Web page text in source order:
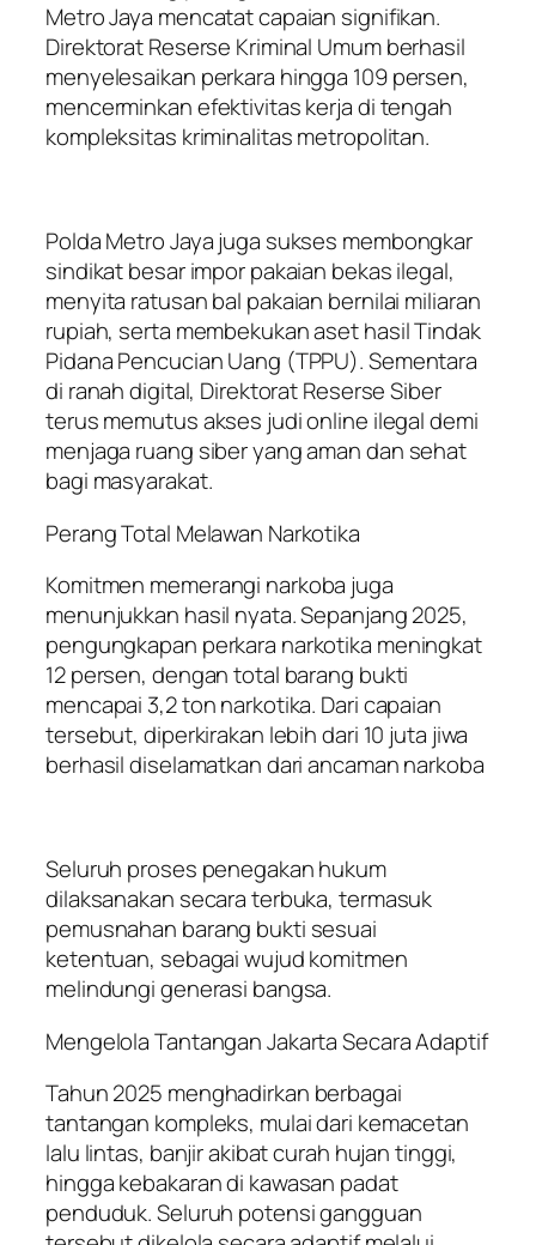
Metro Jaya mencatat capaian signifikan.
Direktorat Reserse Kriminal Umum berhasil
menyelesaikan perkara hingga 109 persen,
mencerminkan efektivitas kerja di tengah
kompleksitas kriminalitas metropolitan.
Polda Metro Jaya juga sukses membongkar
sindikat besar impor pakaian bekas ilegal,
menyita ratusan bal pakaian bernilai miliaran
rupiah, serta membekukan aset hasil Tindak
Pidana Pencucian Uang (TPPU). Sementara
di ranah digital, Direktorat Reserse Siber
terus memutus akses judi online ilegal demi
menjaga ruang siber yang aman dan sehat
bagi masyarakat.
Perang Total Melawan Narkotika
Komitmen memerangi narkoba juga
menunjukkan hasil nyata. Sepanjang 2025,
pengungkapan perkara narkotika meningkat
12 persen, dengan total barang bukti
mencapai 3,2 ton narkotika. Dari capaian
tersebut, diperkirakan lebih dari 10 juta jiwa
berhasil diselamatkan dari ancaman narkoba
Seluruh proses penegakan hukum
dilaksanakan secara terbuka, termasuk
pemusnahan barang bukti sesuai
ketentuan, sebagai wujud komitmen
melindungi generasi bangsa.
Mengelola Tantangan Jakarta Secara Adaptif
Tahun 2025 menghadirkan berbagai
tantangan kompleks, mulai dari kemacetan
lalu lintas, banjir akibat curah hujan tinggi,
hingga kebakaran di kawasan padat
penduduk. Seluruh potensi gangguan